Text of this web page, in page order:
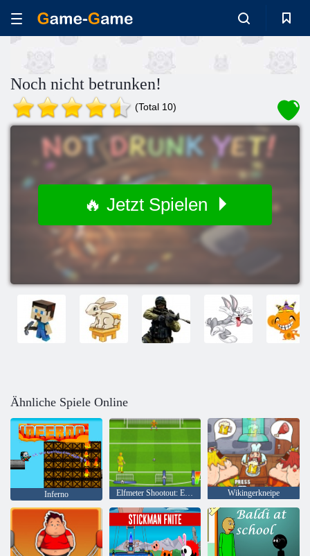
Noch nicht betrunken!
(Total 10)
🔥 Jetzt Spielen
Ähnliche Spiele Online
Inferno Elfmeter Shootout: Euro Cup 2016 Wikingerkneipe